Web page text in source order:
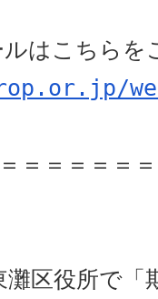
はこちらを
＝＝＝＝＝
区役所で「